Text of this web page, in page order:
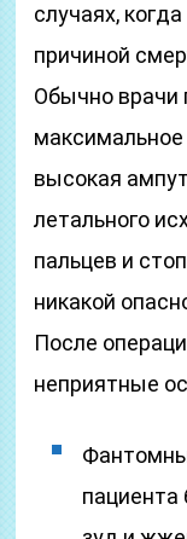
случаях,
причиной
Обычно врачи
максимальное
высокая
летального
пальцев и
никакой
После
неприятные
пациента